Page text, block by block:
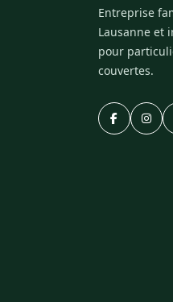
Entreprise
Lausanne et
pour
couvertes.